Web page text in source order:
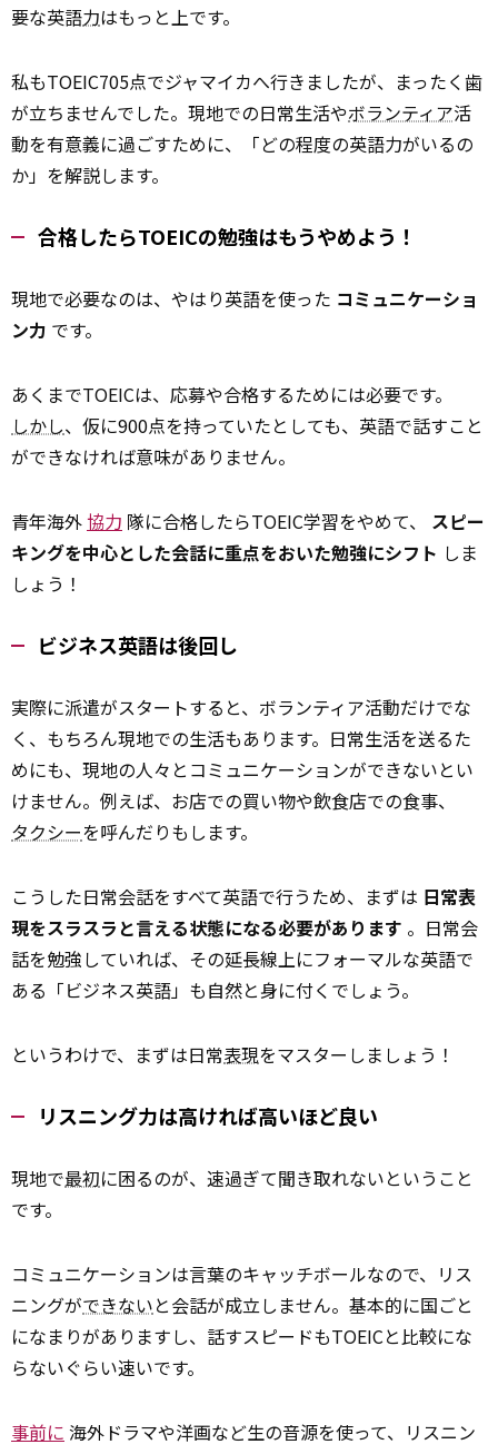
要な英語力はもっと上です。
私もTOEIC705点でジャマイカへ行きましたが、まったく歯
が立ちませんでした。現地での日常生活やボランティア活
動を有意義に過ごすために、「どの程度の英語力がいるの
か」を解説します。
合格したらTOEICの勉強はもうやめよう！
現地で必要なのは、やはり英語を使った コミュニケーショ
ン力 です。
あくまでTOEICは、応募や合格するためには必要です。
しかし、仮に900点を持っていたとしても、英語で話すこと
ができなければ意味がありません。
青年海外協力 隊に合格したらTOEIC学習をやめて、 スピー
キングを中心とした会話に重点をおいた勉強にシフト しま
しょう！
ビジネス英語は後回し
実際に派遣がスタートすると、ボランティア活動だけでな
く、もちろん現地での生活もあります。日常生活を送るた
めにも、現地の人々とコミュニケーションができないとい
けません。例えば、お店での買い物や飲食店での食事、
タクシーを呼んだりもします。
こうした日常会話をすべて英語で行うため、まずは 日常表
現をスラスラと言える状態になる必要があります 。日常会
話を勉強していれば、その延長線上にフォーマルな英語で
ある「ビジネス英語」も自然と身に付くでしょう。
というわけで、まずは日常表現をマスターしましょう！
リスニング力は高ければ高いほど良い
現地で最初に困るのが、速過ぎて聞き取れないということ
です。
コミュニケーションは言葉のキャッチボールなので、リス
ニングができないと会話が成立しません。基本的に国ごと
になまりがありますし、話すスピードもTOEICと比較にな
らないぐらい速いです。
事前に 海外ドラマや洋画など生の音源を使って、リスニン